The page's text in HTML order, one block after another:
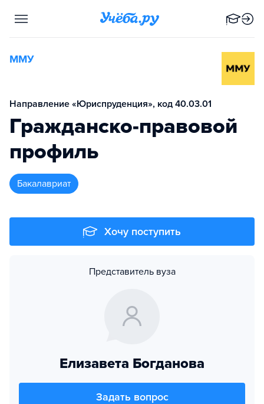
ММУ
Направление «Юриспруденция», код 40.03.01
Гражданско-правовой
профиль
бакалавриат
Хочу поступить
Представитель вуза
Елизавета Богданова
Задать вопрос